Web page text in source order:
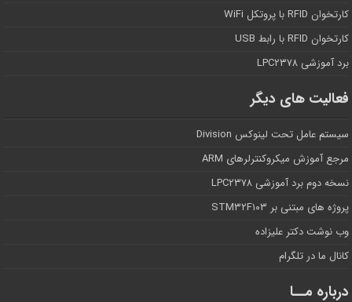
کارتخوان RFID با پروتکل WiFi
کارتخوان RFID با رابط USB
برد آموزشی LPC۲۳۷۸
فعالیت های دیگر
سیستم عامل تحت لینوکس Division
مرجع آموزش میکروکنترلرهای ARM
نسخه دوم برد آموزشی LPC۲۳۷۸
پروژه های مبتنی بر STM۳۲F۱۰۳
وب نوشت دکتر علیزاده
کانال ما در تلگرام
درباره مــا